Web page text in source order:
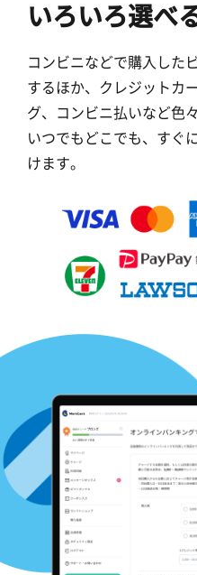
いろいろ選べる
コンビニなどで購入した
するほか、クレジットカ
グ、コンビニ払いなど色
いつでもどこでも、すぐ
けます。